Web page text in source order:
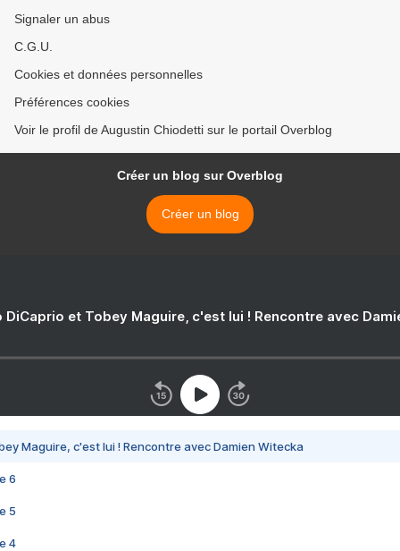
Signaler un abus
C.G.U.
Cookies et données personnelles
Préférences cookies
Voir le profil de Augustin Chiodetti sur le portail Overblog
Créer un blog sur Overblog
Créer un blog
DiCaprio et Tobey Maguire, c'est lui ! Rencontre avec
Maguire, c'est lui ! Rencontre avec Damien Witecka
6
5
4